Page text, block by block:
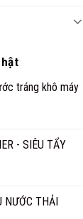
tráng khô máy
- SIÊU TẨY
NƯỚC THẢI